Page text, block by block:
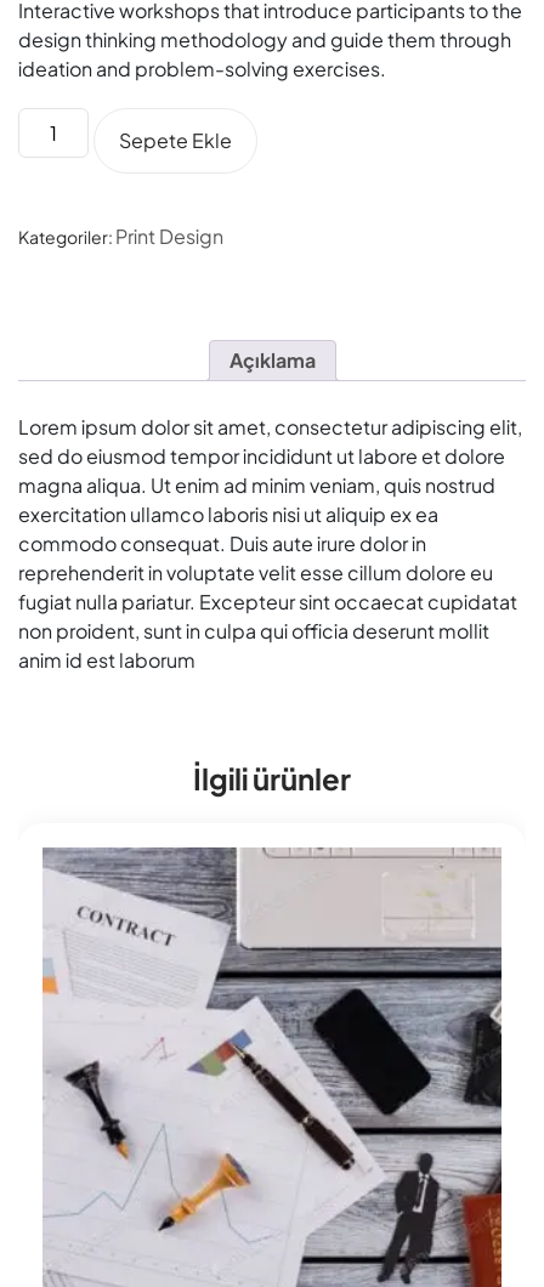
Interactive workshops that introduce participants to the
design thinking methodology and guide them through
ideation and problem-solving exercises.
Sepete Ekle
Kategoriler: Print Design
Açıklama
Lorem ipsum dolor sit amet, consectetur adipiscing elit,
sed do eiusmod tempor incididunt ut labore et dolore
magna aliqua. Ut enim ad minim veniam, quis nostrud
exercitation ullamco laboris nisi ut aliquip ex ea
commodo consequat. Duis aute irure dolor in
reprehenderit in voluptate velit esse cillum dolore eu
fugiat nulla pariatur. Excepteur sint occaecat cupidatat
non proident, sunt in culpa qui officia deserunt mollit
anim id est laborum
İlgili ürünler